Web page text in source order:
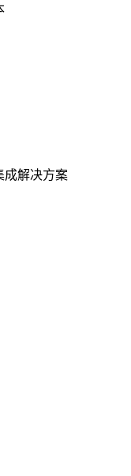
成解决方案